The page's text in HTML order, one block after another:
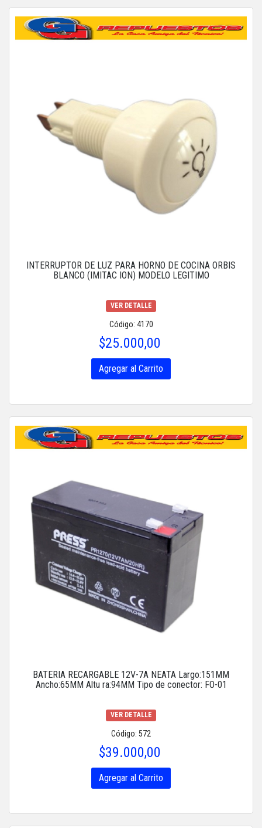
INTERRUPTOR DE LUZ PARA HORNO DE COCINA ORBIS
BLANCO (IMITAC ION) MODELO LEGITIMO
VER DETALLE
Código: 4170
$25.000,00
Agregar al Carrito
BATERIA RECARGABLE 12V-7A NEATA Largo:151MM
Ancho:65MM Altu ra:94MM Tipo de conector: FO-01
VER DETALLE
Código: 572
$39.000,00
Agregar al Carrito